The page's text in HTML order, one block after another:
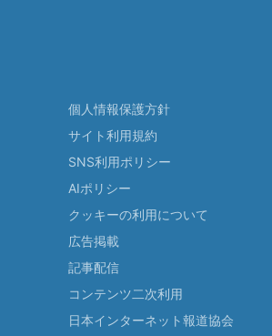
個人情報保護方針
サイト利用規約
SNS利用ポリシー
AIポリシー
クッキーの利用について
広告掲載
記事配信
コンテンツ二次利用
日本インターネット報道協会